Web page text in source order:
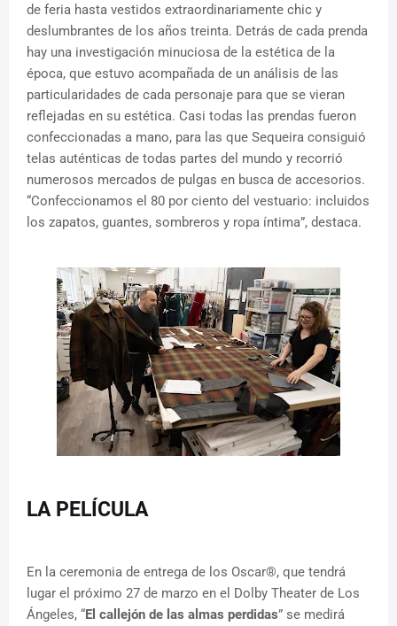
de feria hasta vestidos extraordinariamente chic y
deslumbrantes de los años treinta. Detrás de cada prenda
hay una investigación minuciosa de la estética de la
época, que estuvo acompañada de un análisis de las
particularidades de cada personaje para que se vieran
reflejadas en su estética. Casi todas las prendas fueron
confeccionadas a mano, para las que Sequeira consiguió
telas auténticas de todas partes del mundo y recorrió
numerosos mercados de pulgas en busca de accesorios.
“Confeccionamos el 80 por ciento del vestuario: incluidos
los zapatos, guantes, sombreros y ropa íntima”, destaca.
LA PELÍCULA
En la ceremonia de entrega de los Oscar®, que tendrá
lugar el próximo 27 de marzo en el Dolby Theater de Los
Ángeles, “El callejón de las almas perdidas” se medirá